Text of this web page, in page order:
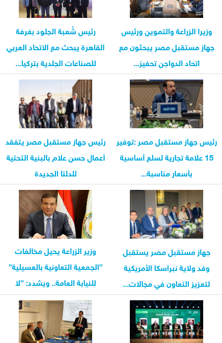
وزيرا الزراعة والتموين ورئيس
جهاز مستقبل مصر يبحثون مع
اتحاد الدواجن تحفيز...
رئيس شُعبة الجلود بغرفة
القاهرة يبحث مع الاتحاد العربي
للصناعات الجلدية بتركيا...
رئيس جهاز مستقبل مصر :توفير
15 علامة تجارية لسلع أساسية
بأسعار مناسبة...
رئيس جهاز مستقبل مصر يتفقد
أعمال حسن علام بالبنية التحتية
للدلتا الجديدة
جهاز مستقبل مصر يستقبل
وفد ولاية نبراسكا الأمريكية
لتعزيز التعاون في مجالات...
وزير الزراعة يحيل مخالفات
”الجمعية التعاونية بالعسيلية”
للنيابة العامة.. ويشدد: ”لا
تهاون...